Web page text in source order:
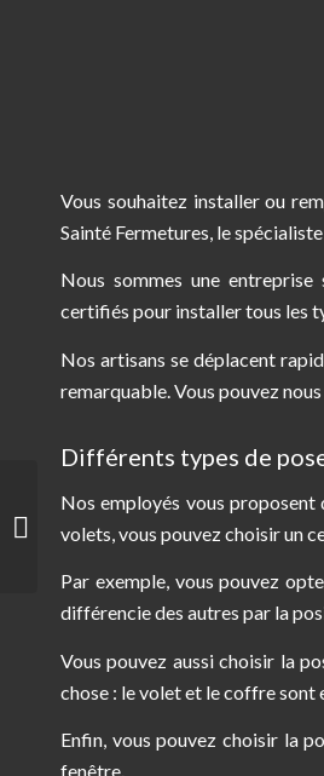
Vous souhaitez installer ou
Sainté Fermetures, le
Nous sommes une
certifiés pour installer tous les
Nos artisans se déplacent
remarquable. Vous pouvez
Différents types de
Nos employés vous
volets, vous pouvez choisir un
Par exemple, vous pouvez
différencie des autres par la
Vous pouvez aussi choisir la
chose : le volet et le coffre sont
Enfin, vous pouvez choisir la
fenêtre.
Le coffre-fort, point clé
de la sécurité de vos
biens et documents